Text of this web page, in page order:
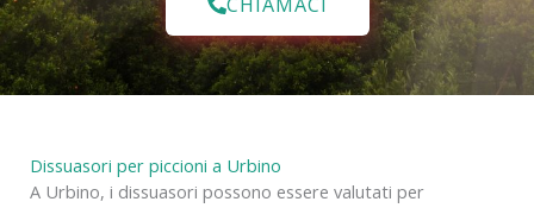
Dissuasori per piccioni a Urbino
A Urbino, i dissuasori possono essere valutati per